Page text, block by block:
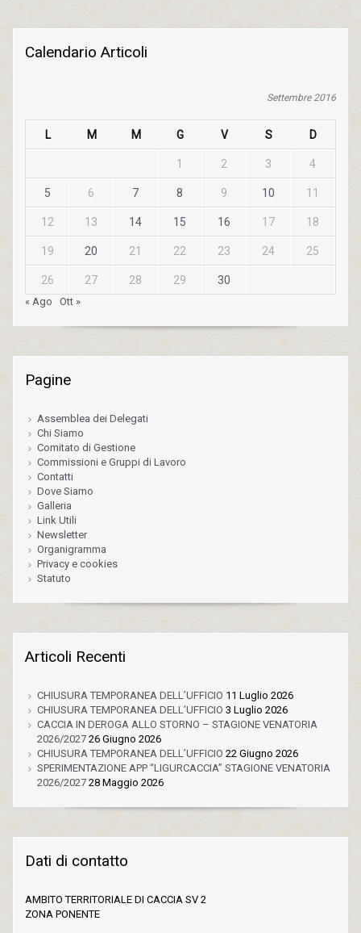
Calendario Articoli
Settembre 2016
L M M G V S D
1 2 3 4
5 6 7 8 9 10 11
12 13 14 15 16 17 18
19 20 21 22 23 24 25
26 27 28 29 30
« Ago Ott »
Pagine
Assemblea dei Delegati
Chi Siamo
Comitato di Gestione
Commissioni e Gruppi di Lavoro
Contatti
Dove Siamo
Galleria
Link Utili
Newsletter
Organigramma
Privacy e cookies
Statuto
Articoli Recenti
CHIUSURA TEMPORANEA DELL’UFFICIO 11 Luglio 2026
CHIUSURA TEMPORANEA DELL’UFFICIO 3 Luglio 2026
CACCIA IN DEROGA ALLO STORNO – STAGIONE VENATORIA
2026/2027 26 Giugno 2026
CHIUSURA TEMPORANEA DELL’UFFICIO 22 Giugno 2026
SPERIMENTAZIONE APP “LIGURCACCIA” STAGIONE VENATORIA
2026/2027 28 Maggio 2026
Dati di contatto
AMBITO TERRITORIALE DI CACCIA SV 2
ZONA PONENTE